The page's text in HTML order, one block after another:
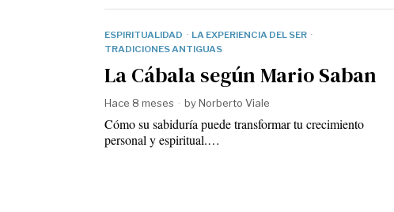
ESPIRITUALIDAD · LA EXPERIENCIA DEL SER ·
TRADICIONES ANTIGUAS
La Cábala según Mario Saban
Hace 8 meses byNorberto Viale
Cómo su sabiduría puede transformar tu crecimiento
personal y espiritual.…